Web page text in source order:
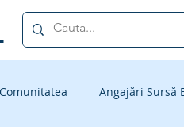
Comunitatea Angajări Sursă